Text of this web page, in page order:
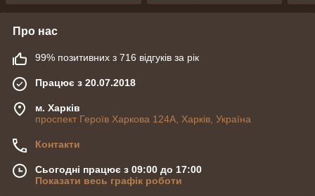
Про нас
99% позитивних з 716 відгуків за рік
Працює з 20.07.2018
м. Харків
проспект Героїв Харкова 124А, Харків, Україна
Контакти
Сьогодні працює з 09:00 до 17:00
Показати весь графік роботи